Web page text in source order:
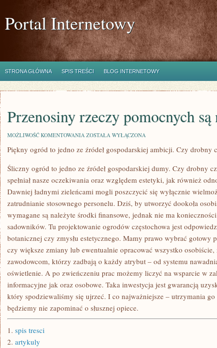
Portal Internetowy
STRONA GŁÓWNA SPIS TREŚCI BLOG INTERNETOWY
Przenosiny rzeczy pomocnych
MOŻLIWOŚĆ KOMENTOWANIA PRZENOSINY
POMOCNYCH
ZOSTAŁA WYŁĄCZONA
Piękny ogród to jedno ze źródeł gospodarskiej ambicji. Czy drobny
Śliczny ogród to jedno ze źródeł gospodarskiej dumy. Czy drobny
spełniał nasze oczekiwania oraz względem estetyki, jak również
Dawniej ładnymi zieleńcami mogli poszczycić się wyłącznie
zatrudnianie stosownego personelu. Dziś, by utworzyć dookoła
wymagane są należyte środki finansowe, jednak nie ma
sadowników. Tu projektowanie ogrodów częstochowa jest
botanicznej czy zmysłu estetycznego. Mamy prawo wybrać gotowy
czy większe zmiany lub ewentualnie opracować wszystko osobiście,
zawodowcom, którzy zadbają o każdy atrybut – od systemu
oświetlenie. A po zwieńczeniu prac możemy liczyć na wsparcie w
informacyjne jak oraz osobowe. Taka inwestycja jest gwarancją
który spodziewaliśmy się ujrzeć. I co najważniejsze – utrzymania go
będziemy nie zapominać o słusznej opiece.
1. spis tresci
2. artykuly